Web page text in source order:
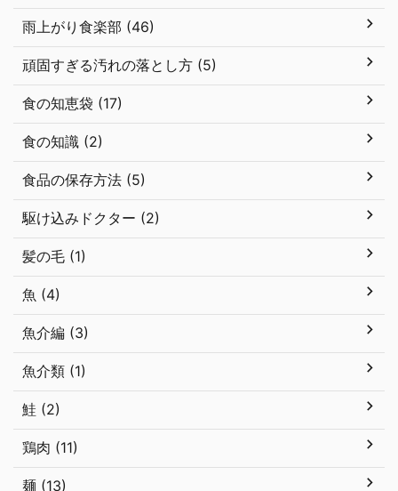
雨上がり食楽部 (46)
頑固すぎる汚れの落とし方 (5)
食の知恵袋 (17)
食の知識 (2)
食品の保存方法 (5)
駆け込みドクター (2)
髪の毛 (1)
魚 (4)
魚介編 (3)
魚介類 (1)
鮭 (2)
鶏肉 (11)
麺 (13)